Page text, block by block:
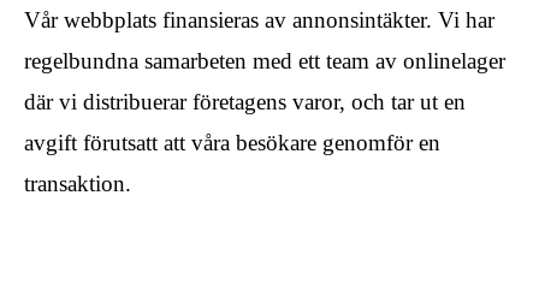
Vår webbplats finansieras av annonsintäkter. Vi har
regelbundna samarbeten med ett team av onlinelager
där vi distribuerar företagens varor, och tar ut en
avgift förutsatt att våra besökare genomför en
transaktion.